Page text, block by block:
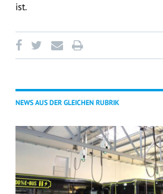
ist.
NEWS AUS DER GLEICHEN RUBRIK